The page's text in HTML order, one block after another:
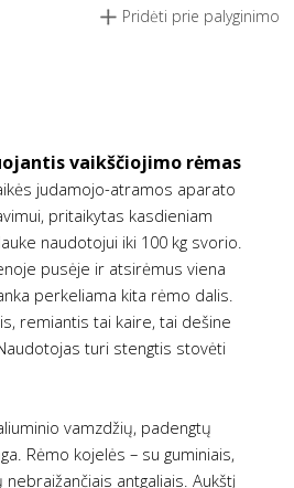
Pridėti prie palyginimo
vaikščiojimo rėmas
judamojo-atramos aparato
pritaikytas kasdieniam
naudotojui iki 100 kg svorio.
pusėje ir atsirėmus viena
perkeliama kita rėmo dalis.
remiantis tai kaire, tai dešine
turi stengtis stovėti
vamzdžių, padengtų
Rėmo kojelės – su guminiais,
antgaliais. Aukštį